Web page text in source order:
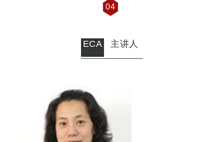
04
ECA 主讲人